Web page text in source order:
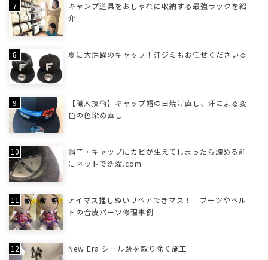
キャンプ道具をおしゃれに収納する最強ラックを紹
介
夏に大活躍のキャップ！汗ジミもお任せください☺
【職人技術】キャップ帽の日焼け直し、汗による変
色の色染め直し
帽子・キャップにカビが生えてしまったら諦める前
にネットで洗濯.com
アイマス推しぬいリペアできマス！｜ブーツやベル
トの合皮パーツ修理事例
New Era シール跡を取り除く施工